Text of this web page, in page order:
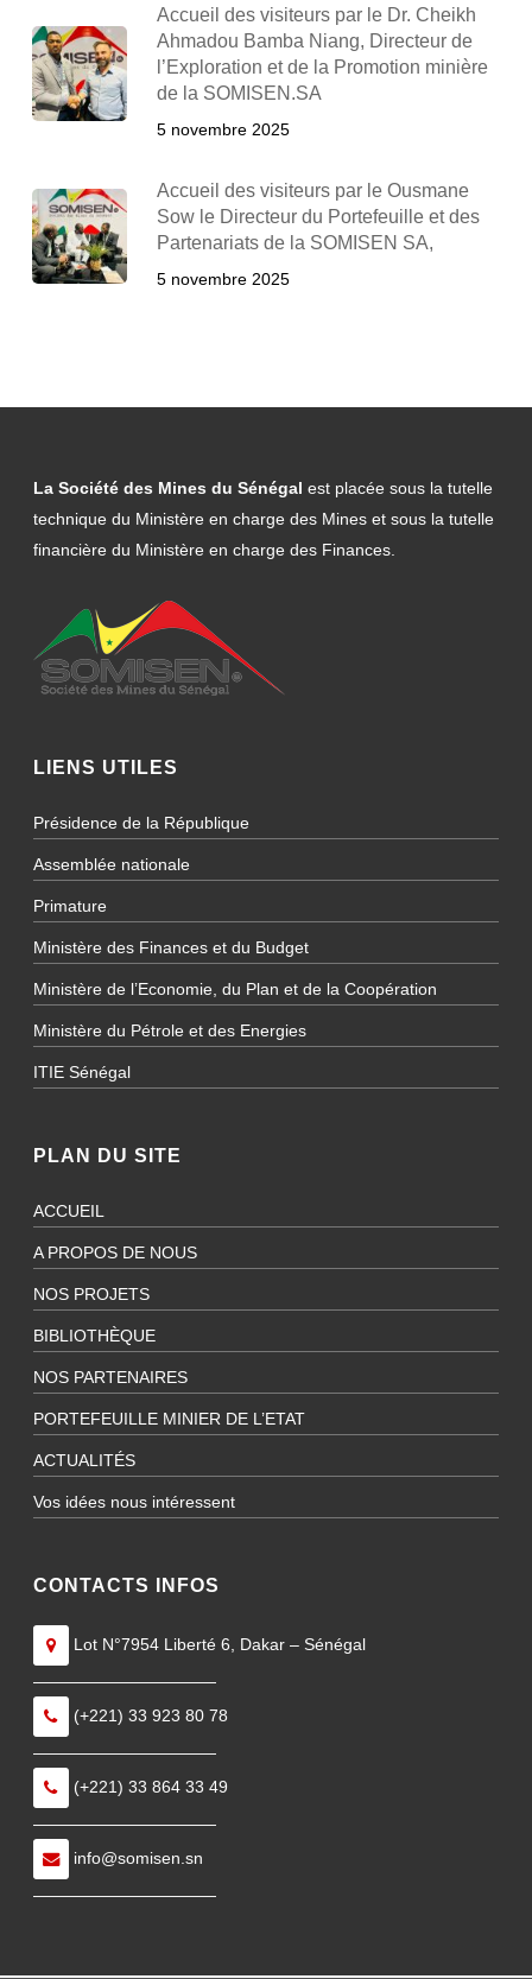
Accueil des visiteurs par le Dr. Cheikh
Ahmadou Bamba Niang, Directeur de
l’Exploration et de la Promotion minière
de la SOMISEN.SA
5 novembre 2025
Accueil des visiteurs par le Ousmane
Sow le Directeur du Portefeuille et des
Partenariats de la SOMISEN SA,
5 novembre 2025
La Société des Mines du Sénégal est placée sous la tutelle
technique du Ministère en charge des Mines et sous la tutelle
financière du Ministère en charge des Finances.
LIENS UTILES
Présidence de la République
Assemblée nationale
Primature
Ministère des Finances et du Budget
Ministère de l’Economie, du Plan et de la Coopération
Ministère du Pétrole et des Energies
ITIE Sénégal
PLAN DU SITE
ACCUEIL
A PROPOS DE NOUS
NOS PROJETS
BIBLIOTHÈQUE
NOS PARTENAIRES
PORTEFEUILLE MINIER DE L’ETAT
ACTUALITÉS
Vos idées nous intéressent
CONTACTS INFOS
Lot N°7954 Liberté 6, Dakar – Sénégal
———————————
(+221) 33 923 80 78
———————————
(+221) 33 864 33 49
———————————
info@somisen.sn
———————————